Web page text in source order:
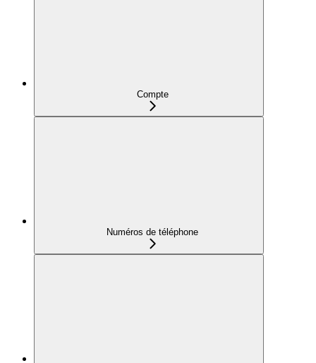
Compte
Numéros de téléphone